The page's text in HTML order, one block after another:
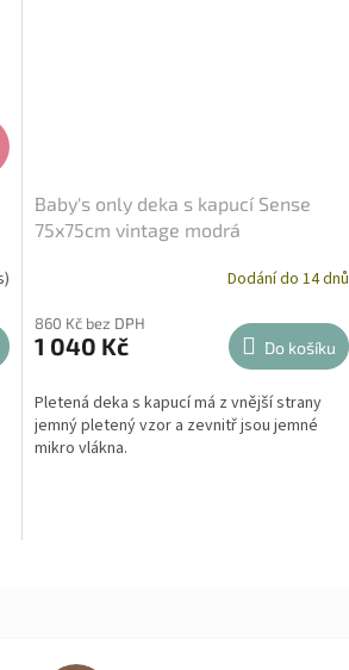
Baby's only deka s kapucí Sense
75x75cm vintage modrá
Dodání do 14 dnů
860 Kč bez DPH
1 040 Kč Do košíku
Pletená deka s kapucí má z vnější strany
jemný pletený vzor a zevnitř jsou jemné
mikro vlákna.